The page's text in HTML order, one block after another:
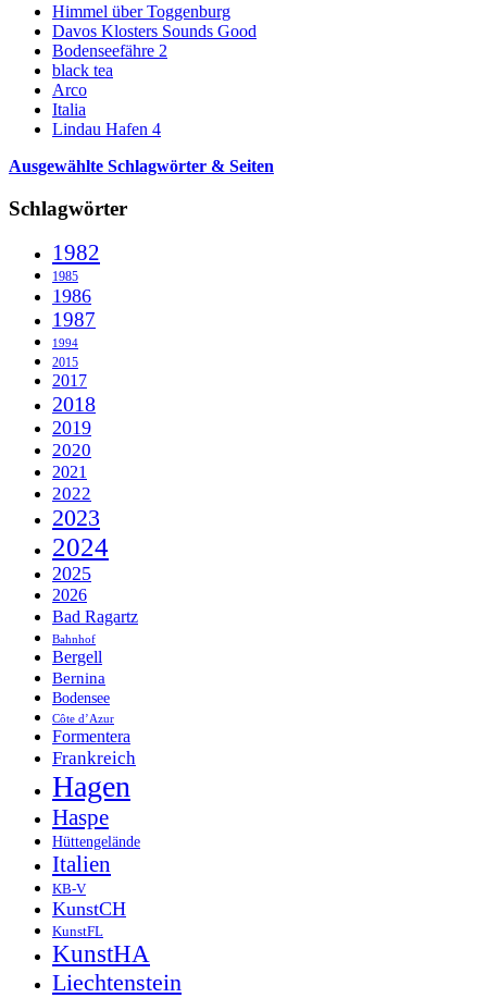
Himmel über Toggenburg
Davos Klosters Sounds Good
Bodenseefähre 2
black tea
Arco
Italia
Lindau Hafen 4
Ausgewählte Schlagwörter & Seiten
Schlagwörter
1982
1985
1986
1987
1994
2015
2017
2018
2019
2020
2021
2022
2023
2024
2025
2026
Bad Ragartz
Bahnhof
Bergell
Bernina
Bodensee
Côte d’Azur
Formentera
Frankreich
Hagen
Haspe
Hüttengelände
Italien
KB-V
KunstCH
KunstFL
KunstHA
Liechtenstein